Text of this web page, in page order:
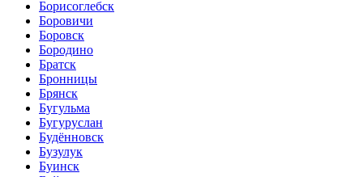
Борисоглебск
Боровичи
Боровск
Бородино
Братск
Бронницы
Брянск
Бугульма
Бугуруслан
Будённовск
Бузулук
Буинск